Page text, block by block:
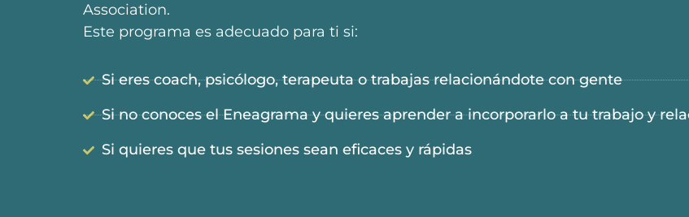
Association.
Este programa es adecuado para ti si:
Si eres coach, psicólogo, terapeuta o trabajas relacionándote con gente
Si no conoces el Eneagrama y quieres aprender a incorporarlo a tu trabajo y
Si quieres que tus sesiones sean eficaces y rápidas